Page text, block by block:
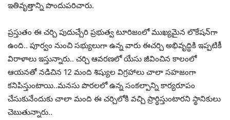
ఇతివృత్తాన్ని పొందుపరిచారు.
ప్రస్తుతం ఈ చర్చి పుదుచ్చేరి ప్రభుత్వ టూరిజంలో ముఖ్యమైన లొకేషన్‌గా
ఉంది.. పూర్వం నుంచి సభ్యులుగా ఉన్న వారు ఈచర్చి అభివృద్ధికి ఇప్పటికీ
విరాళాలు ఇస్తున్నారు.. చర్చి ఆవరణలో యేసు జీవించిన కాలంలో
ఆయనతో నడిచిన 12 మంది శిష్యుల విగ్రహాలు చాలా సహజంగా
కనిపిస్తుంటాయి..మనసు పొరలలో ఉన్న సంకల్పాన్ని కార్యరూపం
చేసుకునేందుకు చాలా మంది ఈ చర్చిలోకి వచ్చి ప్రార్ధిస్తుంటారని స్థానికులు
చెబుతున్నారు..